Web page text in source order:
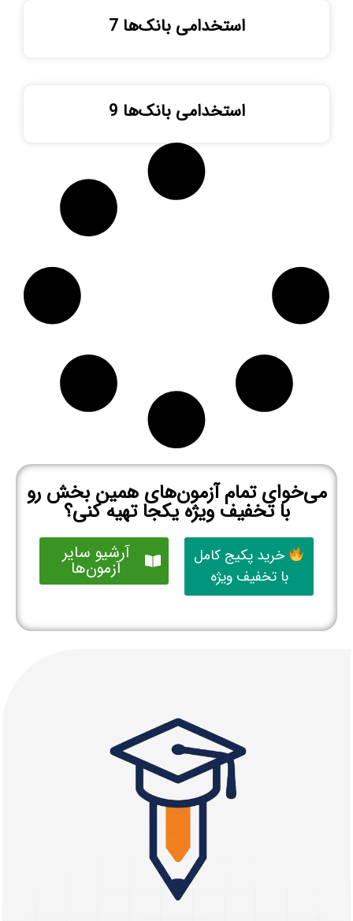
استخدامی بانک‌ها 7
استخدامی بانک‌ها 9
می‌خوای تمام آزمون‌های همین بخش رو
با تخفیف ویژه یکجا تهیه کنی؟
خرید پکیج کامل
با تخفیف ویژه
آرشیو سایر
آزمون‌ها